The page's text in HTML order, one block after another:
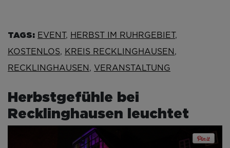
TAGS: EVENT , HERBST IM RUHRGEBIET ,
KOSTENLOS, KREIS RECKLINGHAUSEN ,
RECKLINGHAUSEN , VERANSTALTUNG
Herbstgefühle bei
Recklinghausen leuchtet